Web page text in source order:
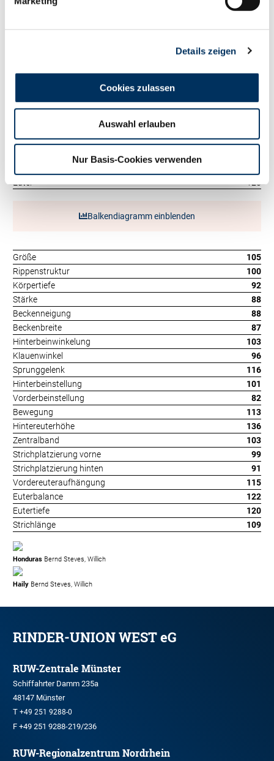
Details zeigen
Cookies zulassen
Auswahl erlauben
Nur Basis-Cookies verwenden
+27
105
RZE 123
Milchtyp
111
Euter
128
Balkendiagramm einblenden
Größe
105
Rippenstruktur
100
Körpertiefe
92
Stärke
88
Beckenneigung
88
Beckenbreite
87
Hinterbeinwinkelung
103
Klauenwinkel
96
Sprunggelenk
116
Hinterbeinstellung
101
Vorderbeinstellung
82
Bewegung
113
Hintereuterhöhe
136
Zentralband
103
Strichplatzierung vorne
99
Strichplatzierung hinten
91
Vordereuteraufhängung
115
Euterbalance
122
Eutertiefe
120
Strichlänge
109
Honduras Bernd Steves, Willich
Haily Bernd Steves, Willich
RINDER-UNION WEST eG
RUW-Zentrale Münster
Schiffahrter Damm 235a
48147 Münster
T +49 251 9288-0
F +49 251 9288-219/236
RUW-Regionalzentrum Nordrhein